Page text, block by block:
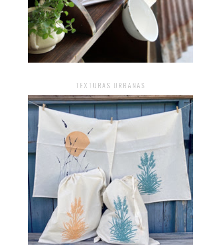
TEXTURAS URBANAS